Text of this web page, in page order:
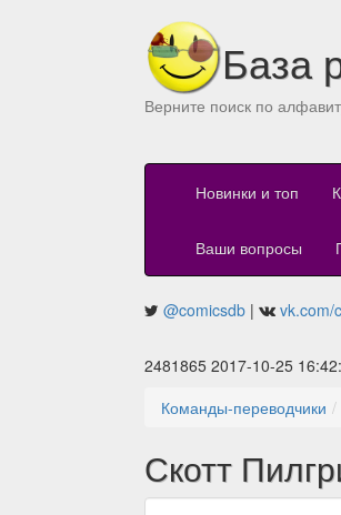
База
Верните поиск по
Новинки и топ
Ваши вопросы
@comicsdb | vk.com/
2481865 2017-10-25
Команды-переводчики
Скотт